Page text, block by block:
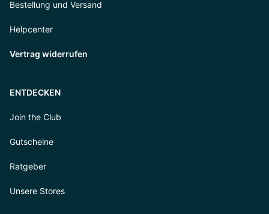
Bestellung und Versand
Helpcenter
Vertrag widerrufen
ENTDECKEN
Join the Club
Gutscheine
Ratgeber
Unsere Stores